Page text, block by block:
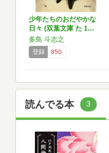
少年たちのおだやかな
日々 (双葉文庫 た 1…
多島 斗志之
登録 850
読んでる本 3